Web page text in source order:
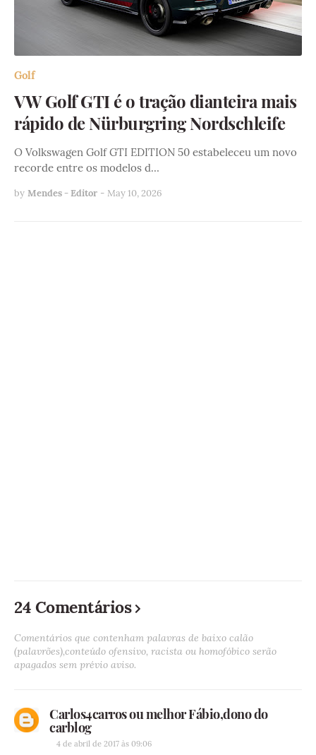
Golf
VW Golf GTI é o tração dianteira mais
rápido de Nürburgring Nordschleife
O Volkswagen Golf GTI EDITION 50 estabeleceu um novo
recorde entre os modelos d…
by Mendes - Editor - May 10, 2026
24 Comentários
Comentários que contenham palavras de baixo calão
(palavrões),conteúdo ofensivo, racista ou homofóbico serão
apagados sem prévio aviso.
Carlos4carros ou melhor Fábio,dono do
carblog
4 de abril de 2017 às 09:06